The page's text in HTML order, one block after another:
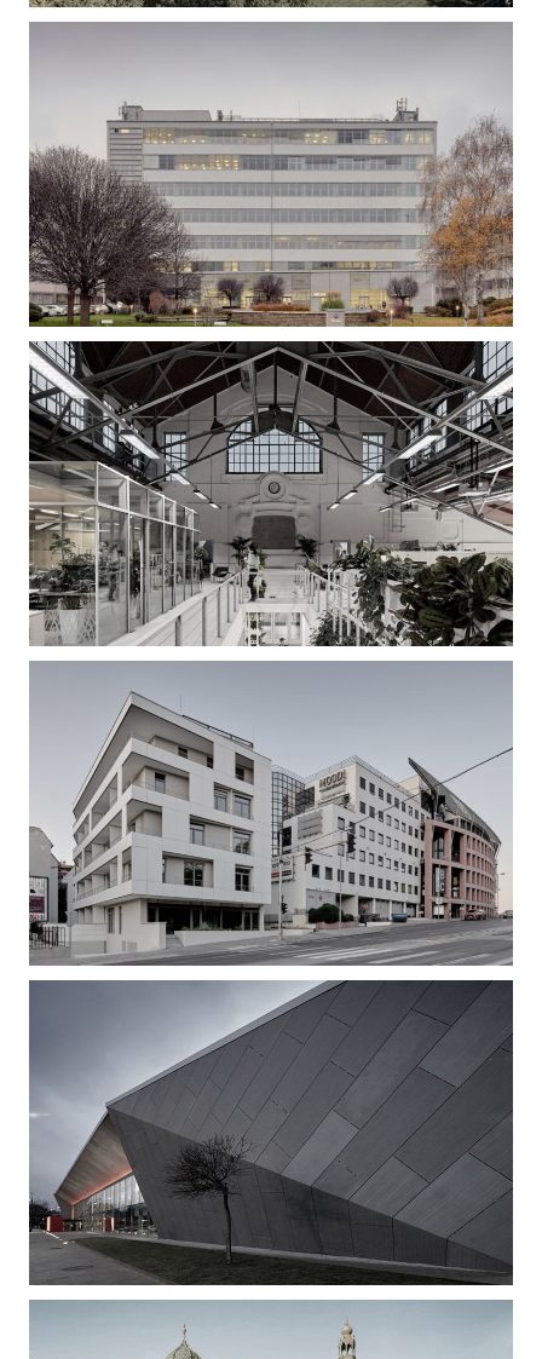
Gizella Loft – Irodaépület felújítás